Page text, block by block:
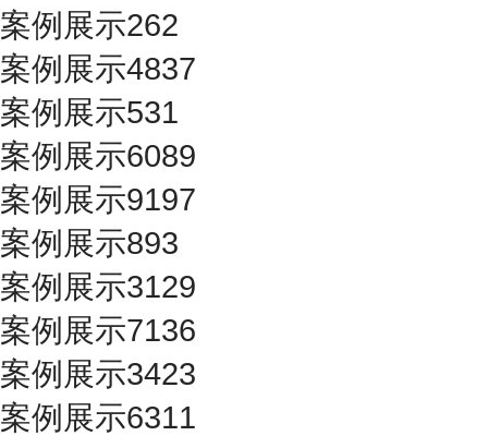
案例展示262
案例展示4837
案例展示531
案例展示6089
案例展示9197
案例展示893
案例展示3129
案例展示7136
案例展示3423
案例展示6311